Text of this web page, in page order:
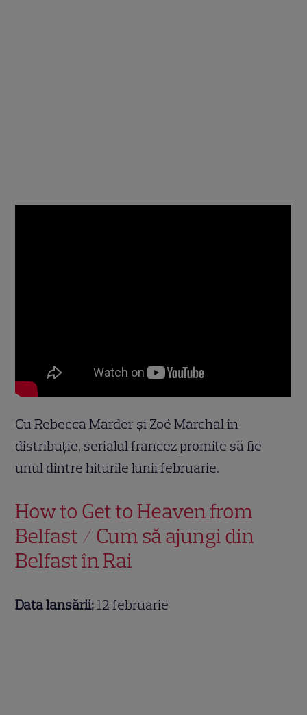
Cu Rebecca Marder și Zoé Marchal în
distribuție, serialul francez promite să fie
unul dintre hiturile lunii februarie.
How to Get to Heaven from
Belfast / Cum să ajungi din
Belfast în Rai
Data lansării:12 februarie